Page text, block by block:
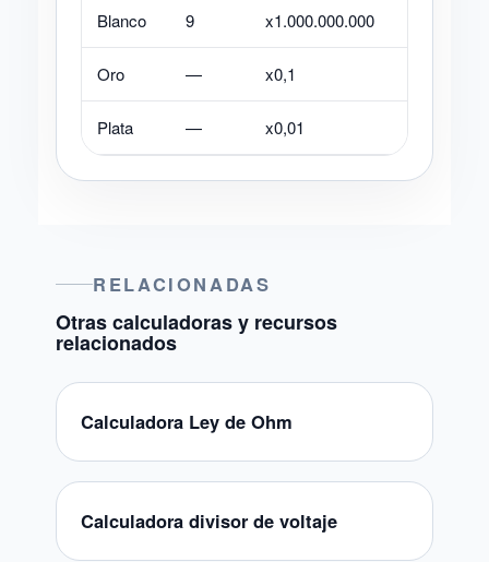
Blanco 9 x1.000.000.000
Oro — x0,1
Plata — x0,01
RELACIONADAS
Otras calculadoras y recursos
relacionados
Calculadora Ley de Ohm
Calculadora divisor de voltaje